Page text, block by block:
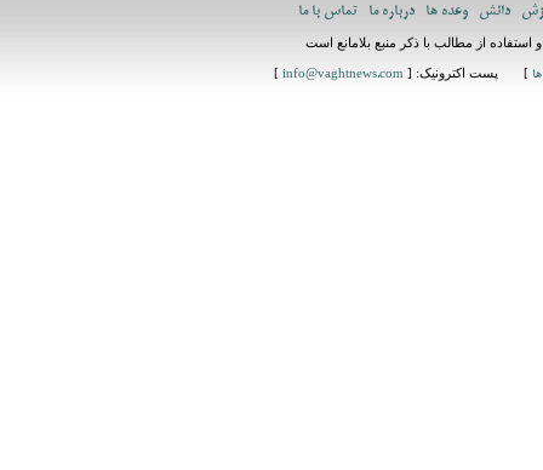
دانش وعده ها درباره ما تماس با ما
از مطالب با ذکر منبع بلامانع است
] پست اکترونیک: [ info@vaghtnews.com
]